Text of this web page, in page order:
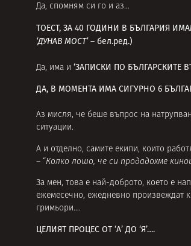
Да, спомням си го и аз…
ТОЕСТ, ЗА 40 ГОДИНИ В БЪЛГАРИЯ
‘ДУНАВ МОСТ’– бел.ред.)
Да, има и ‘ЗАПИСКИ ПО БЪЛГАРСКИТЕ
ДА, В МОМЕНТА ИМА СИГУРНО 6
Аз мисля, че беше въпрос на
ситуации.
А и отделно, самите екипи, които
– “Колко лошо, че си продадохме
За мен, това е най-доброто, което е
ежемесечно, ежедневно произвеждат
гримьори….
ЦЕЛИЯТ ПРОЦЕС ОТ ‘А’ ДО ‘Я’….